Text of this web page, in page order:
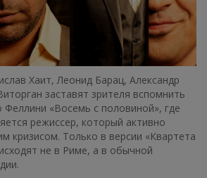
Хаит, Леонид Барац, Александр
заставят зрителя вспомнить
Феллини «Восемь с половиной», где
режиссер, который активно
кризисом. Только в версии «Квартета
не в Риме, а в обычной